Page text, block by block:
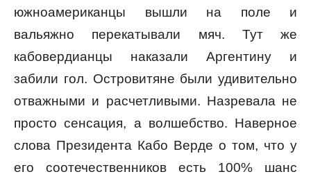
южноамериканцы вышли на поле и
вальяжно перекатывали мяч. Тут же
кабовердианцы наказали Аргентину и
забили гол. Островитяне были удивительно
отважными и расчетливыми. Назревала не
просто сенсация, а волшебство. Наверное
слова Президента Кабо Верде о том, что у
его соотечественников есть 100% шанс